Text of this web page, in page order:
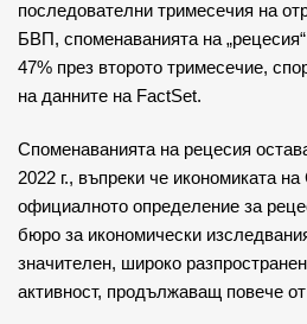
последователни тримесечия на
БВП, споменаванията на
47% през второто тримесечие,
на данните на FactSet.
Споменаванията на рецесия
2022 г., въпреки че икономиката
официалното определение за
бюро за икономически
значителен, широко
активност, продължаващ повече